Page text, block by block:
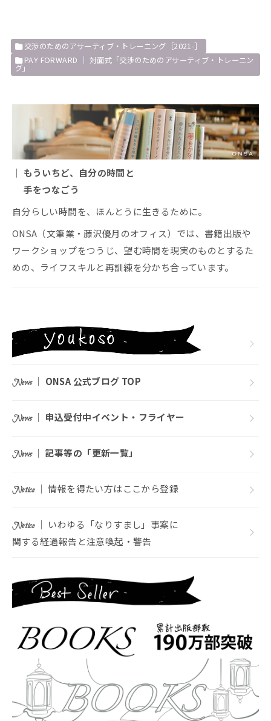
交渉のためのアサーティブ・トレーニング［2021-］
PAY FORWARD ｜ 対面式「交渉のためのアサーティブ・トレーニン
グ」
｜ もういちど、自分の時間と
手をつなごう
自分らしい時間を、ほんとうに生きるために。
ONSA（文筆業・藤沢優月のオフィス）では、書籍出版や
ワークショップをつうじ、望む時間を現実のものとするた
めの、ライフスキルと再訓練を分かち合っています。
News ｜ ONSA 公式ブログ TOP
News ｜ 申込受付中イベント・フライヤー
News ｜ 記事等の「更新一覧」
Notice｜ 情報を得たい方はここから登録
Notice｜ いわゆる「なりすまし」事案に
関する経過報告と注意喚起・警告